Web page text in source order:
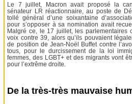
Le 7 juillet, Macron avait proposé la
sénateur LR réactionnaire, au poste de
tollé général d’une soixantaine
pour s’opposer à sa nomination avait
Malgré ce, le 17 juillet, les parlementaires
voix contre 39, alors qu’ils pouvaient
de position de Jean-Noël Buffet contre
tous, pour le durcissement de la loi
femmes, des LGBT+ et des migrants vont
pour l’extrême droite.
De la très-très mauvaise